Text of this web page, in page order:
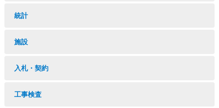
統計
施設
入札・契約
工事検査